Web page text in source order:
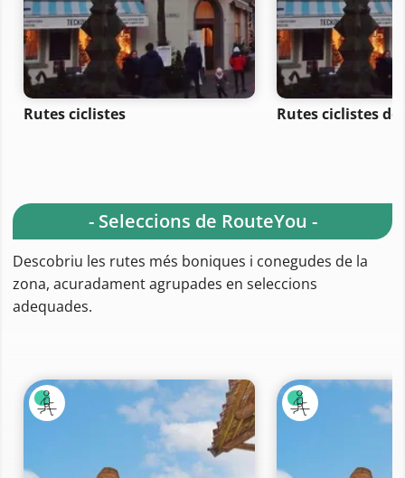
Rutes ciclistes Rutes ciclistes de
- Seleccions de RouteYou -
Descobriu les rutes més boniques i conegudes de la
zona, acuradament agrupades en seleccions
adequades.